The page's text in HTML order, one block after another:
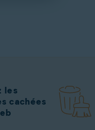
les
cachées